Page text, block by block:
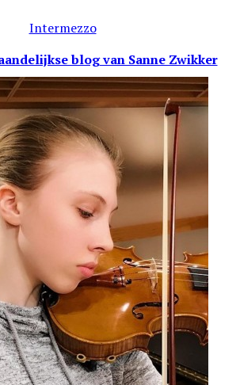
Intermezzo
blogvan Sanne Zwikker